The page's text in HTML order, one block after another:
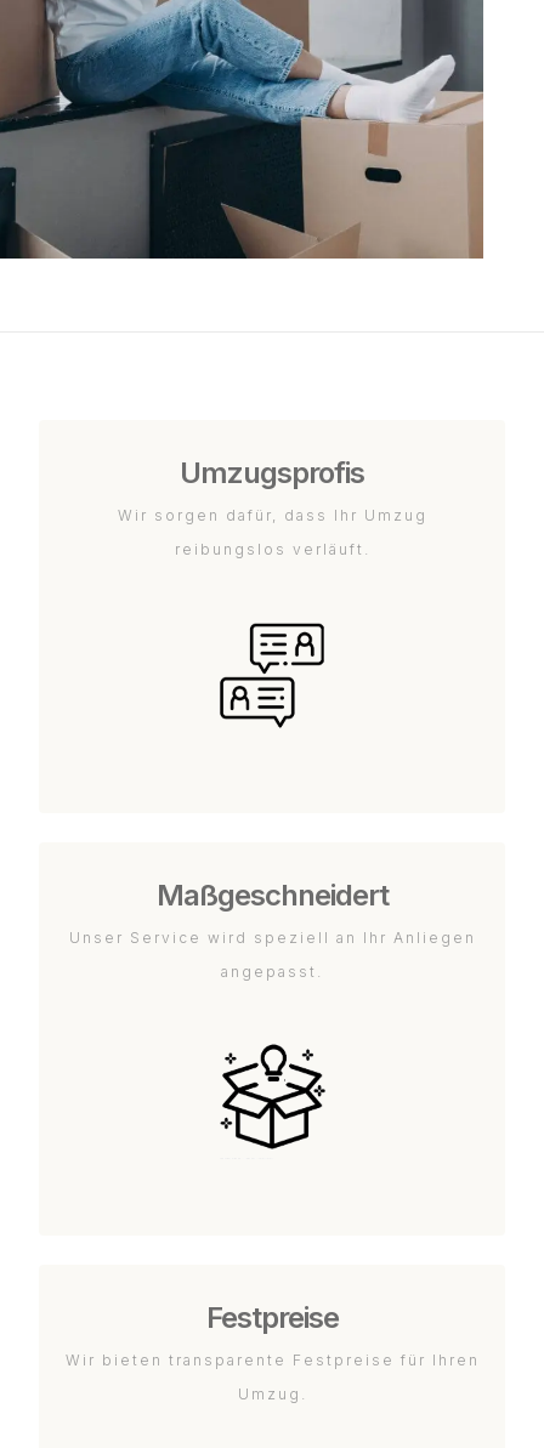
Umzugsprofis
Wir sorgen dafür, dass Ihr Umzug
reibungslos verläuft.
Maßgeschneidert
Unser Service wird speziell an Ihr Anliegen
angepasst.
Festpreise
Wir bieten transparente Festpreise für Ihren
Umzug.